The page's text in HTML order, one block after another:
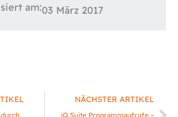
am:03 März 2017
NÄCHSTER ARTIKEL
iQ.Suite Programmaufrufe –